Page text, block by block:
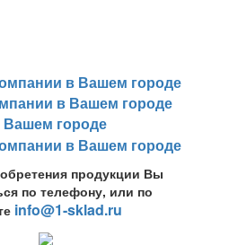
продукции Вы
по телефону, или по
info@1-sklad.ru